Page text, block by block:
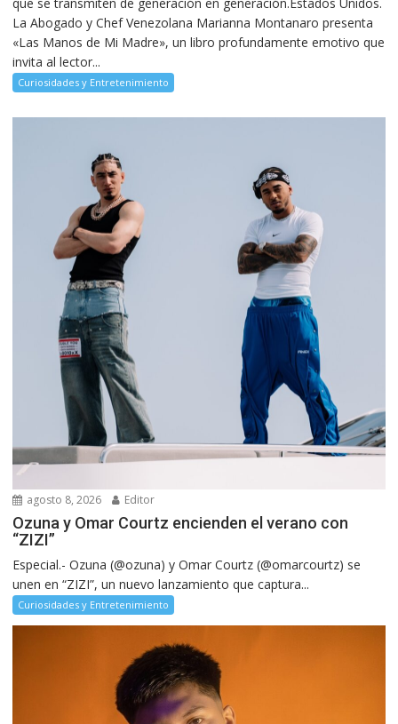
La Abogado y Chef Venezolana Marianna Montanaro presenta
«Las Manos de Mi Madre», un libro profundamente emotivo que
invita al lector...
Curiosidades y Entretenimiento
agosto 8, 2026 Editor
Ozuna y Omar Courtz encienden el verano con
“ZIZI”
Especial.- Ozuna (@ozuna) y Omar Courtz (@omarcourtz) se
unen en “ZIZI”, un nuevo lanzamiento que captura...
Curiosidades y Entretenimiento